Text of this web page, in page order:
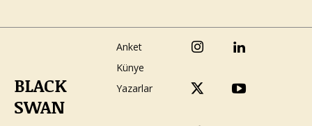
BLACK
SWAN
Anket
Künye
Yazarlar